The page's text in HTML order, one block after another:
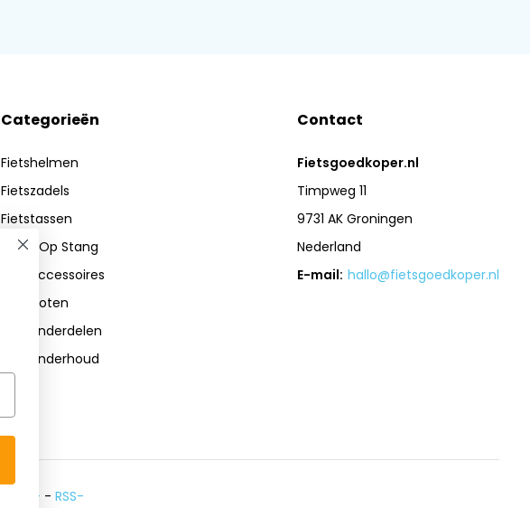
Categorieën
Fietshelmen
Fietszadels
Fietstassen
Zadel Op Stang
Fietsaccessoires
Fietssloten
Fietsonderdelen
Fietsonderhoud
Contact
Fietsgoedkoper.nl
Timpweg 11
9731 AK Groningen
Nederland
E-mail: hallo@fietsgoedkoper.nl
Plus+ -RSS-